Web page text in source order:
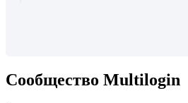
Сообщество Multilogin